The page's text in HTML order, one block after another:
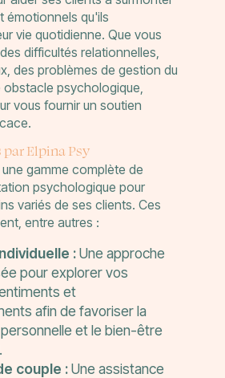
émotionnels qu'ils
vie quotidienne. Que vous
difficultés relationnelles,
des problèmes de gestion du
psychologique,
vous fournir un soutien
Elpina Psy
gamme complète de
psychologique pour
variés de ses clients. Ces
entre autres :
:Une approche
pour explorer vos
et
afin de favoriser la
et le bien-être
couple :Une assistance